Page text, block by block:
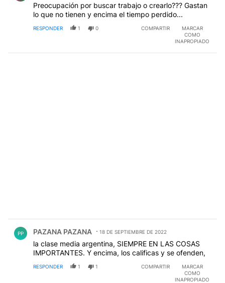
Preocupación por buscar trabajo o crearlo??? Gastan
lo que no tienen y encima el tiempo perdido...
RESPONDER 1 0 COMPARTIR
MARCAR
COMO
INAPROPIADO
PP PAZANA PAZANA 18 DE SEPTIEMBRE DE 2022
la clase media argentina, SIEMPRE EN LAS COSAS
IMPORTANTES. Y encima, los calificas y se ofenden,
RESPONDER 1 1 COMPARTIR
MARCAR
COMO
INAPROPIADO